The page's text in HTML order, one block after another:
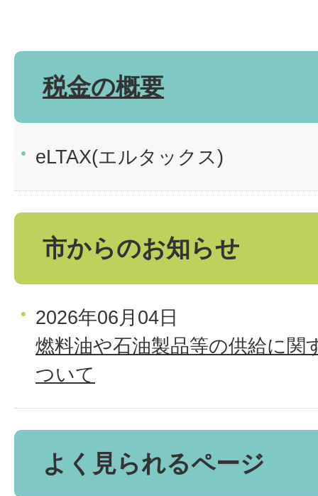
税金の概要
eLTAX(エルタックス)
市からのお知らせ
2026年06月04日
燃料油や石油製品等の供給に関
ついて
よく見られるページ